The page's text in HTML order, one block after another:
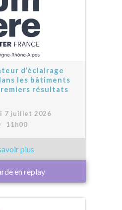
d’éclairage
les bâtiments
résultats
7 juillet 2026
11h00
en replay